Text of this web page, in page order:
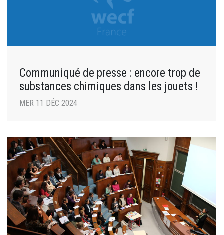
Communiqué de presse : encore trop de
substances chimiques dans les jouets !
MER 11 DÉC 2024